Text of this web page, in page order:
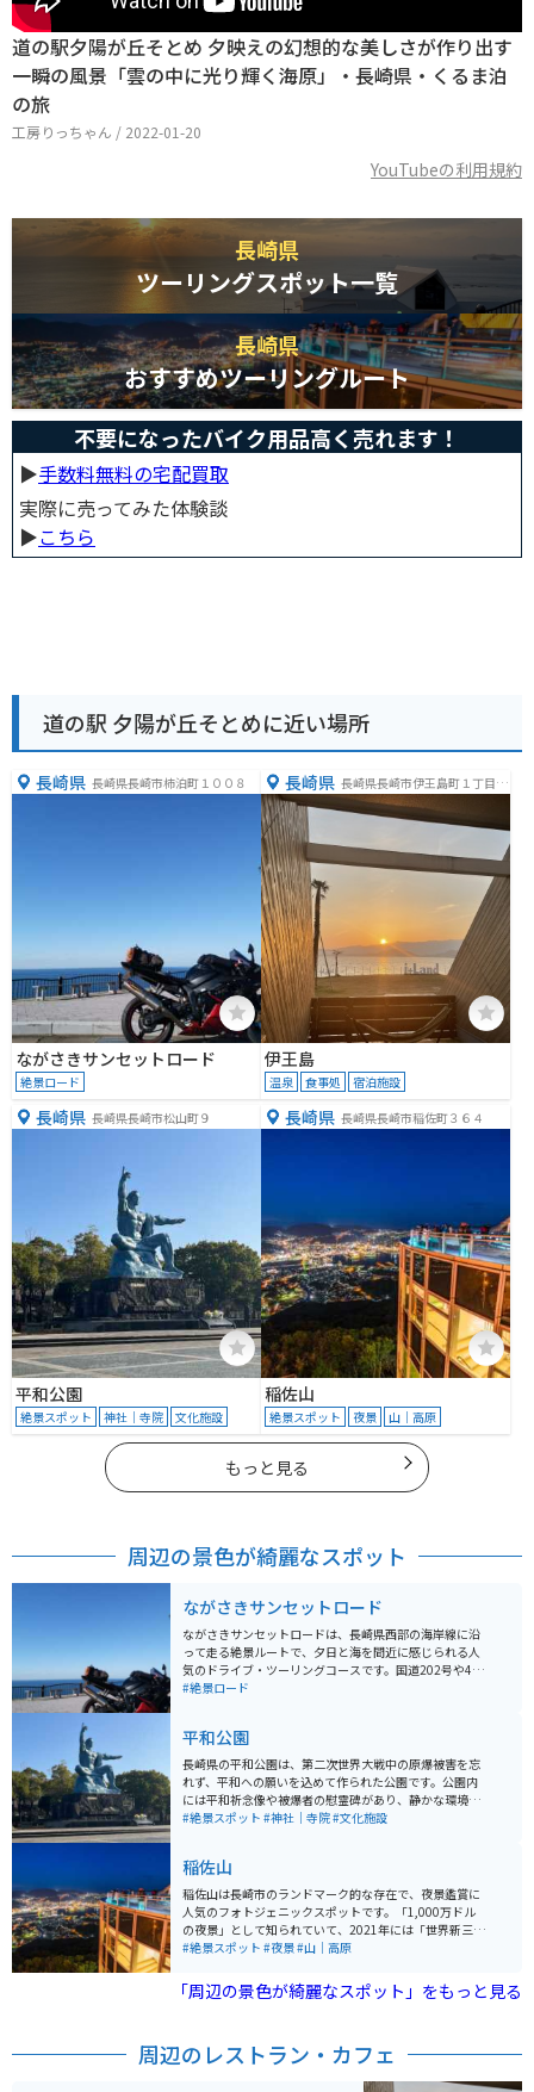
道の駅夕陽が丘そとめ 夕映えの幻想的な美しさが作り出す
一瞬の風景「雲の中に光り輝く海原」・長崎県・くるま泊
の旅
工房りっちゃん / 2022-01-20
YouTubeの利用規約
長崎県
ツーリングスポット一覧
長崎県
おすすめツーリングルート
不要になったバイク用品高く売れます！
▶︎手数料無料の宅配買取
実際に売ってみた体験談
▶︎こちら
道の駅 夕陽が丘そとめに近い場所
長崎県 長崎県長崎市柿泊町１００８
ながさきサンセットロード
絶景ロード
長崎県 長崎県長崎市伊王島町１丁目３
２７７−７
伊王島
温泉 食事処 宿泊施設
長崎県 長崎県長崎市松山町９
平和公園
絶景スポット 神社｜寺院 文化施設
長崎県 長崎県長崎市稲佐町３６４
稲佐山
絶景スポット 夜景 山｜高原
もっと見る
周辺の景色が綺麗なスポット
ながさきサンセットロード
ながさきサンセットロードは、長崎県西部の海岸線に沿
って走る絶景ルートで、夕日と海を間近に感じられる人
気のドライブ・ツーリングコースです。国道202号や499
号などを中心に繋がり、断崖絶壁の続く景勝地、白浜が
く、どこで停まっても写真映えするポイントが多いのが
魅力です。バイクで走ると海風を感じながら緩やかなカ
ーブを楽しめ、見通しの良い区間も多いため快適に走れ
ます。休憩しながら景色を楽しめる場所も多く、のんび
りと長崎の海岸線を満喫したいライダーにおすすめのル
#絶景ロード
平和公園
長崎県の平和公園は、第二次世界大戦中の原爆被害を忘
れず、平和への願いを込めて作られた公園です。公園内
には平和祈念像や被爆者の慰霊碑があり、静かな環境で
平和について考えることができます。春には桜が美し
に駐輪場があり便利ですが、土日祝日は混雑するため早
めの時間帯の訪問をおすすめします。周辺には長崎原爆
資料館もあり、セットでの見学が充実した体験となりま
す。
#絶景スポット #神社｜寺院#文化施設
稲佐山
稲佐山は長崎市のランドマーク的な存在で、夜景鑑賞に
人気のフォトジェニックスポットです。「1,000万ドル
の夜景」として知られていて、2021年には「世界新三大
夜景」に選ばれました。また、「夜景サミット2022 in札
に再認定されました。 標高333mの稲佐山山頂にある展
望台は照明を散りばめたフロアが幻想的な空間を演出し
ため、景色だけではなくお食事も楽しめます。
#絶景スポット #夜景#山｜高原
「周辺の景色が綺麗なスポット」をもっと見る
周辺のレストラン・カフェ